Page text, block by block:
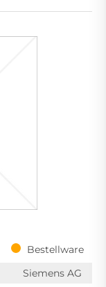
Bestellware
Siemens AG